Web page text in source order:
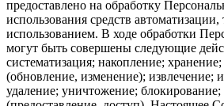
предоставлено на обработку
использования средств автоматизации,
использованием. В ходе обработки
могут быть совершены следующие
систематизация; накопление;
(обновление, изменение); извлечение;
удаление; уничтожение; блокирование;